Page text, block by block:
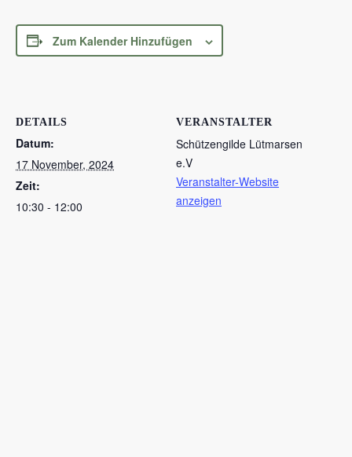
Zum Kalender Hinzufügen
DETAILS
Datum:
17 November, 2024
Zeit:
10:30 - 12:00
VERANSTALTER
Schützengilde Lütmarsen
e.V
Veranstalter-Website
anzeigen